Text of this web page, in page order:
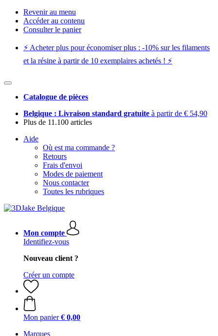
Revenir au menu
Accéder au contenu
Consulter le panier
⚡️ Acheter plus pour économiser plus : -10% sur les filaments
et la résine à partir de 10 exemplaires achetés ! ⚡️
Catalogue de pièces
Belgique : Livraison standard gratuite à partir de € 54,90
Plus de 11.100 articles
Aide
Où est ma commande ?
Retours
Frais d'envoi
Modes de paiement
Nous contacter
Toutes les rubriques
Mon compte
Identifiez-vous
Nouveau client ?
Créer un compte
Mon panier € 0,00
Marques